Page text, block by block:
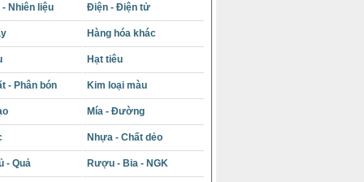
- Nhiên liệu Điện - Điện tử
Hàng hóa khác
Hạt tiêu
- Phân bón Kim loại màu
Mía - Đường
Nhựa - Chất dẻo
- Quả Rượu - Bia - NGK